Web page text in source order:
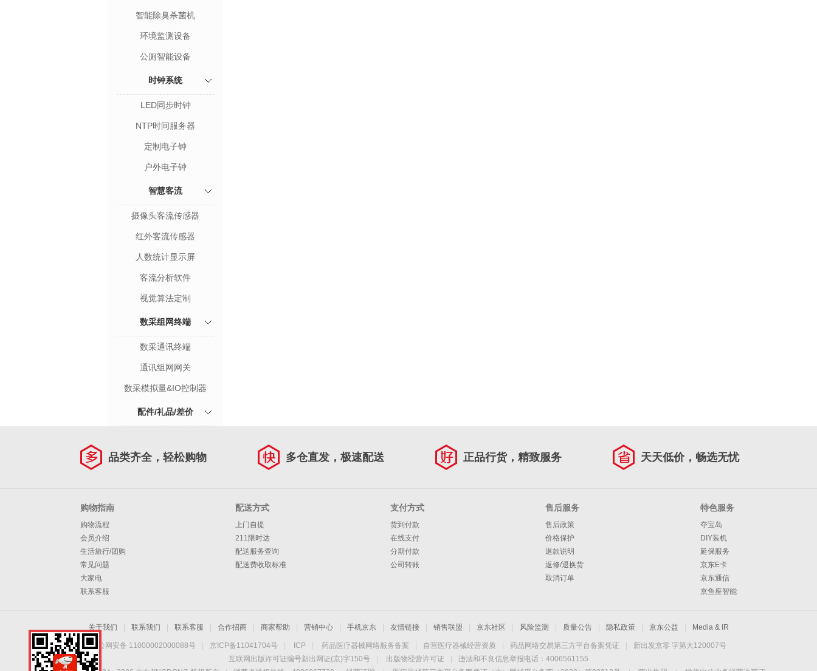
智能除臭杀菌机
环境监测设备
公厕智能设备
时钟系统
LED同步时钟
NTP时间服务器
定制电子钟
户外电子钟
智慧客流
摄像头客流传感器
红外客流传感器
人数统计显示屏
客流分析软件
视觉算法定制
数采组网终端
数采通讯终端
通讯组网网关
数采模拟量&IO控制器
配件/礼品/差价
品类齐全，轻松购物 多仓直发，极速配送 正品行货，精致服务 天天低价，畅选无忧
购物指南
购物流程
会员介绍
生活旅行/团购
常见问题
大家电
联系客服
配送方式
上门自提
211限时达
配送服务查询
配送费收取标准
支付方式
货到付款
在线支付
分期付款
公司转账
售后服务
售后政策
价格保护
退款说明
返修/退换货
取消订单
特色服务
夺宝岛
DIY装机
延保服务
京东E卡
京东通信
京鱼座智能
关于我们 联系我们 联系客服 合作招商 商家帮助 营销中心 手机京东 友情链接 销售联盟 京东社区 风险监测 质量公告 隐私政策 京东公益 Media & IR
京公网安备 11000002000088号 京ICP备11041704号 ICP 药品医疗器械网络服务备案 自营医疗器械经营资质 药品网络交易第三方平台备案凭证
新出发京零 字第大120007号
互联网出版许可证编号新出网证(京)字150号
出版物经营许可证
违法和不良信息举报电话：4006561155